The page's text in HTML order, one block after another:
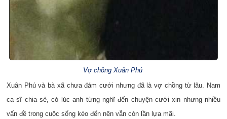
Vợ chồng Xuân Phú
Xuân Phú và bà xã chưa đám cưới nhưng đã là vợ chồng từ lâu. Nam
ca sĩ chia sẻ, có lúc anh từng nghĩ đến chuyện cưới xin nhưng nhiều
vấn đề trong cuộc sống kéo đến nên vẫn còn lần lựa mãi.